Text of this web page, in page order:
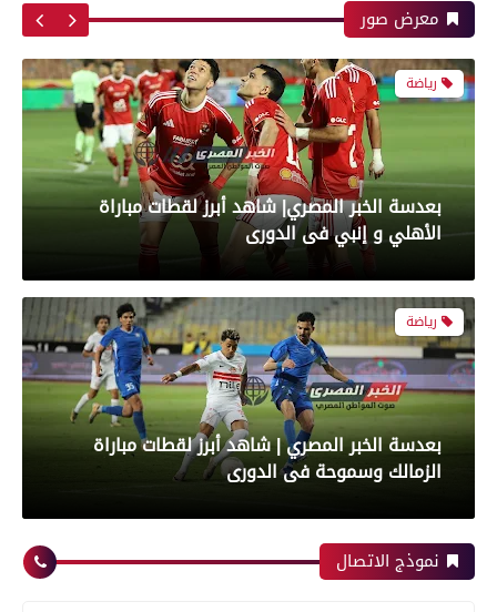
معرض صور
رياضة
بعدسة الخبر المصري| شاهد أبرز لقطات مباراة
الأهلي و إنبي فى الدورى
رياضة
بعدسة الخبر المصري | شاهد أبرز لقطات مباراة
الزمالك وسموحة فى الدورى
رياضة
نموذج الاتصال